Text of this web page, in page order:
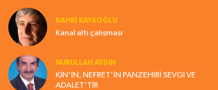
BAHRI KAYAOĞLU
Kanal altı çalışması
NURULLAH AYDIN
KİN'İN, NEFRET'İN PANZEHİRİ SEVGİ VE
ADALET'TİR